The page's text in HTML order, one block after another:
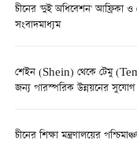
চীনের 'দুই অধিবেশন' আফ্রিকা ও
সংবাদমাধ্যম
শেইন (Shein) থেকে টেমু
জন্য পারস্পরিক উন্নয়নের সুযোগ
চীনের শিক্ষা মন্ত্রণালয়ের